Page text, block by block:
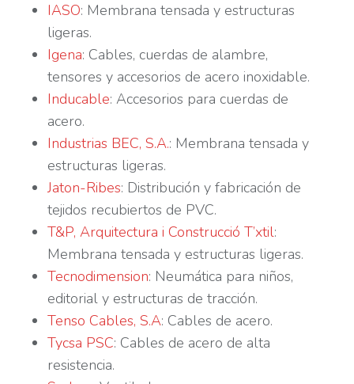
IASO: Membrana tensada y estructuras
ligeras.
Igena: Cables, cuerdas de alambre,
tensores y accesorios de acero inoxidable.
Inducable: Accesorios para cuerdas de
acero.
Industrias BEC, S.A.: Membrana tensada y
estructuras ligeras.
Jaton-Ribes: Distribución y fabricación de
tejidos recubiertos de PVC.
T&P, Arquitectura i Construcció T’xtil:
Membrana tensada y estructuras ligeras.
Tecnodimension: Neumática para niños,
editorial y estructuras de tracción.
Tenso Cables, S.A: Cables de acero.
Tycsa PSC: Cables de acero de alta
resistencia.